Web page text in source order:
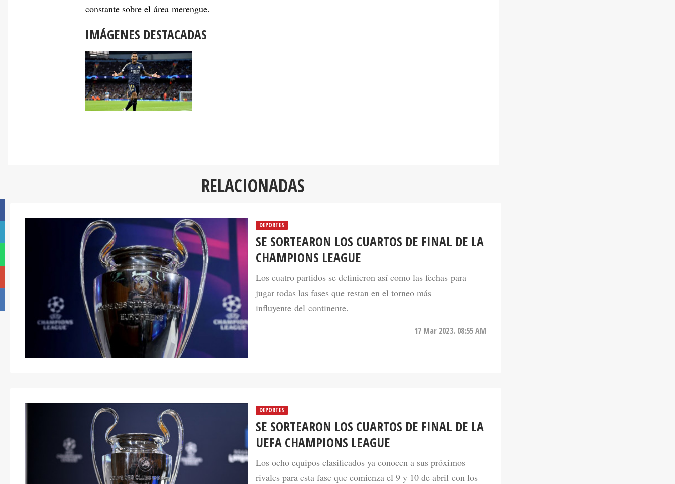
constante sobre el área merengue.
IMÁGENES DESTACADAS
RELACIONADAS
DEPORTES
SE SORTEARON LOS CUARTOS DE FINAL DE LA
CHAMPIONS LEAGUE
Los cuatro partidos se definieron así como las fechas para
jugar todas las fases que restan en el torneo más
influyente del continente.
17 Mar 2023. 08:55 AM
DEPORTES
SE SORTEARON LOS CUARTOS DE FINAL DE LA
UEFA CHAMPIONS LEAGUE
Los ocho equipos clasificados ya conocen a sus próximos
rivales para esta fase que comienza el 9 y 10 de abril con los